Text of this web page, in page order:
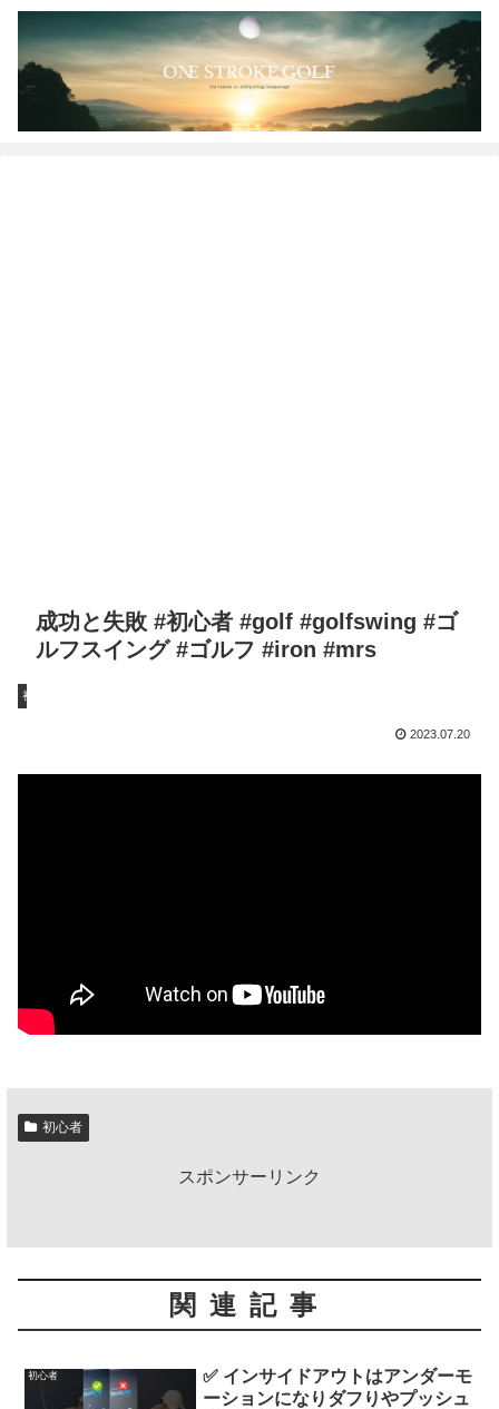
成功と失敗 #初心者 #golf #golfswing #ゴ
ルフスイング #ゴルフ #iron #mrs
初心者
2023.07.20
初心者
スポンサーリンク
関連記事
初心者
✅ インサイドアウトはアンダーモ
ーションになりダフりやプッシュ